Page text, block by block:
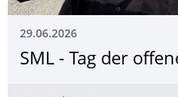
29.06.2026
SML - Tag der